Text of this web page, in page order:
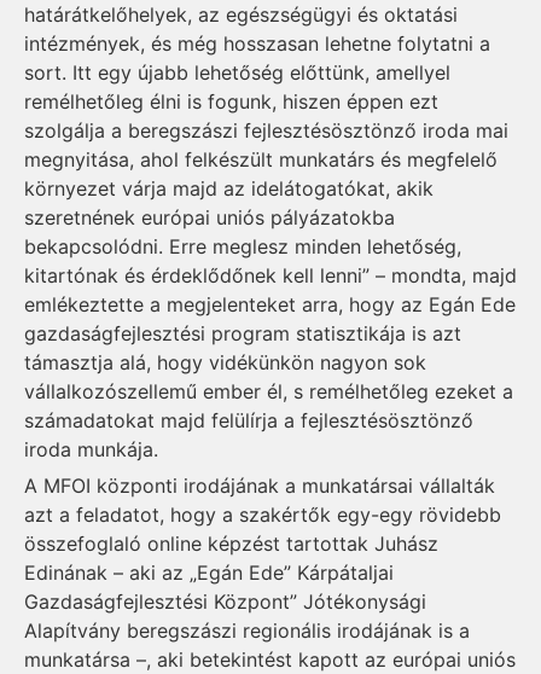
határátkelőhelyek, az egészségügyi és oktatási
intézmények, és még hosszasan lehetne folytatni a
sort. Itt egy újabb lehetőség előttünk, amellyel
remélhetőleg élni is fogunk, hiszen éppen ezt
szolgálja a beregszászi fejlesztésösztönző iroda mai
megnyitása, ahol felkészült munkatárs és megfelelő
környezet várja majd az idelátogatókat, akik
szeretnének európai uniós pályázatokba
bekapcsolódni. Erre meglesz minden lehetőség,
kitartónak és érdeklődőnek kell lenni” – mondta, majd
emlékeztette a megjelenteket arra, hogy az Egán Ede
gazdaságfejlesztési program statisztikája is azt
támasztja alá, hogy vidékünkön nagyon sok
vállalkozószellemű ember él, s remélhetőleg ezeket a
számadatokat majd felülírja a fejlesztésösztönző
iroda munkája.
A MFOI központi irodájának a munkatársai vállalták
azt a feladatot, hogy a szakértők egy-egy rövidebb
összefoglaló online képzést tartottak Juhász
Edinának – aki az „Egán Ede” Kárpátaljai
Gazdaságfejlesztési Központ” Jótékonysági
Alapítvány beregszászi regionális irodájának is a
munkatársa –, aki betekintést kapott az európai uniós